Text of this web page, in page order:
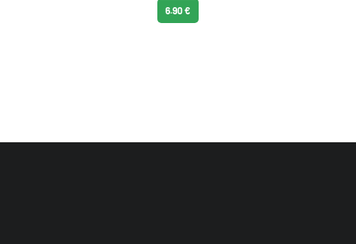
6.90 €